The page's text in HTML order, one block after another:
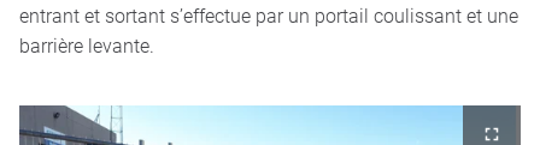
entrant et sortant s’effectue par un portail coulissant et une
barrière levante.